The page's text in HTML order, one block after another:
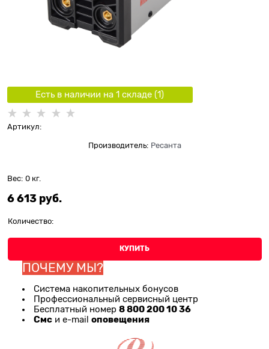
Есть в наличии на 1 складe (1)
Артикул:
Производитель: Ресанта
Вес: 0 кг.
6 613 руб.
Количество:
КУПИТЬ
ПОЧЕМУ МЫ?
Система накопительных бонусов
Профессиональный сервисный центр
Бесплатный номер 8 800 200 10 36
Смс и e-mail оповещения